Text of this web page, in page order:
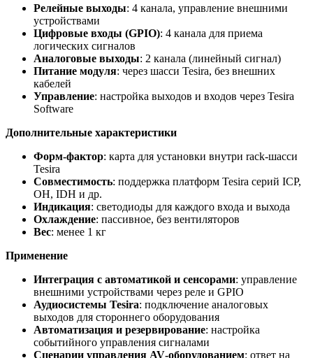
Релейные выходы: 4 канала, управление внешними
устройствами
Цифровые входы (GPIO): 4 канала для приема
логических сигналов
Аналоговые выходы: 2 канала (линейный сигнал)
Питание модуля: через шасси Tesira, без внешних
кабелей
Управление: настройка выходов и входов через Tesira
Software
Дополнительные характеристики
Форм‑фактор: карта для установки внутри rack‑шасси
Tesira
Совместимость: поддержка платформ Tesira серий ICP,
OH, IDH и др.
Индикация: светодиоды для каждого входа и выхода
Охлаждение: пассивное, без вентиляторов
Вес: менее 1 кг
Применение
Интеграция с автоматикой и сенсорами: управление
внешними устройствами через реле и GPIO
Аудиосистемы Tesira: подключение аналоговых
выходов для стороннего оборудования
Автоматизация и резервирование: настройка
событийного управления сигналами
Сценарии управления AV‑оборудованием: ответ на